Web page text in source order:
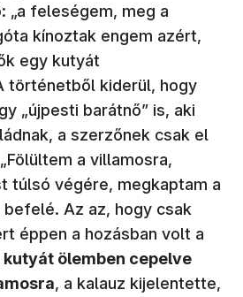
„a feleségem, meg a
kínoztak engem azért,
egy kutyát
történetből kiderül, hogy
„újpesti barátnő” is, aki
a szerzőnek csak el
a villamosra,
túlsó végére, megkaptam a
Az az, hogy csak
éppen a hozásban volt a
kutyát ölemben cepelve
, a kalauz kijelentette,